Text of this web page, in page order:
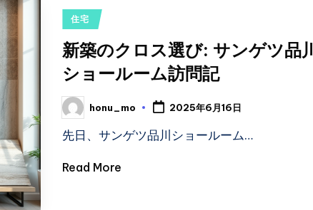
Posted
in
住宅
新築のクロス選び: サンゲツ品川
ショールーム訪問記
Posted
by
honu_mo 2025年6月16日
先日、サンゲツ品川ショールーム…
Read More